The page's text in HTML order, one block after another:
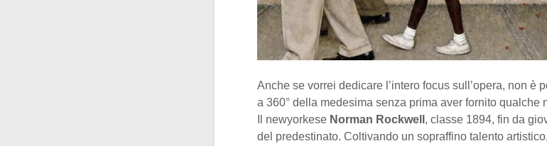
Anche se vorrei dedicare l’intero focus sull’opera, non è
a 360° della medesima senza prima aver fornito qualche
Il newyorkese Norman Rockwell , classe 1894, fin da
del predestinato. Coltivando un sopraffino talento